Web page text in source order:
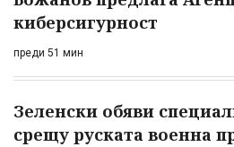
киберсигурност
преди 51 мин
Зеленски обяви
срещу руската военна